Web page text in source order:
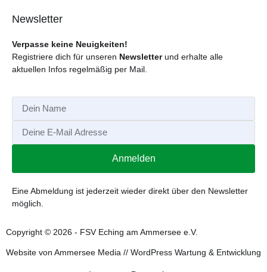
Newsletter
Verpasse keine Neuigkeiten!
Registriere dich für unseren Newsletterund erhalte alle
aktuellen Infos regelmäßig per Mail.
Anmelden
Eine Abmeldung ist jederzeit wieder direkt über den Newsletter
möglich.
Copyright © 2026 - FSV Eching am Ammersee e.V.
Website von Ammersee Media // WordPress Wartung & Entwicklung